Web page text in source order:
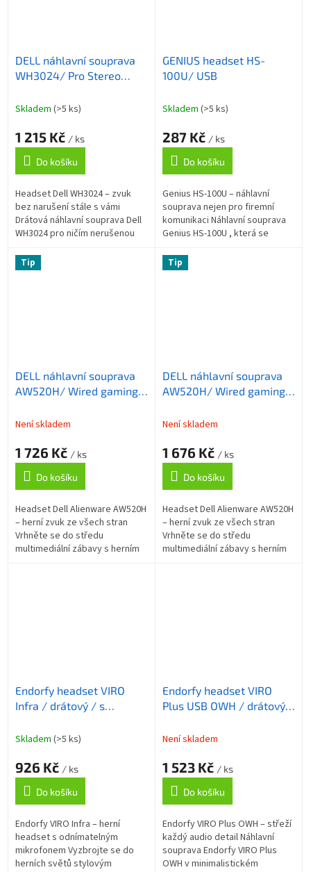
DELL náhlavní souprava
WH3024/ Pro Stereo
mikrofon
Skladem (>5 ks)
1 215 Kč / ks
Do košíku
Headset Dell WH3024 – zvuk
bez narušení stále s vámi
Drátová náhlavní souprava Dell
WH3024 pro ničím nerušenou
potlačení hluku na bázi umělé
inteligence...
GENIUS headset HS-
100U/ USB
Skladem (>5 ks)
287 Kč / ks
Do košíku
Genius HS-100U – náhlavní
souprava nejen pro firemní
komunikaci Náhlavní souprava
Genius HS-100U , která se
Je určena pro komfortní
pracovní...
Tip
DELL náhlavní souprava
AW520H/ Wired gaming
mikrofon/ bílá
Není skladem
1 726 Kč / ks
Do košíku
Headset Dell Alienware AW520H
– herní zvuk ze všech stran
Vrhněte se do středu
multimediální zábavy s herním
Tip
DELL náhlavní souprava
AW520H/ Wired gaming
mikrofon/ černá
Není skladem
1 676 Kč / ks
Do košíku
Headset Dell Alienware AW520H
– herní zvuk ze všech stran
Vrhněte se do středu
multimediální zábavy s herním
Endorfy headset VIRO
Infra / drátový / s
/ černý
Skladem (>5 ks)
926 Kč / ks
Do košíku
Endorfy VIRO Infra – herní
headset s odnímatelným
mikrofonem Vyzbrojte se do
herních světů stylovým
Endorfy headset VIRO
Plus USB OWH / drátový /
mikrofonem / USB / bílý
Není skladem
1 523 Kč / ks
Do košíku
Endorfy VIRO Plus OWH – střeží
každý audio detail Náhlavní
souprava Endorfy VIRO Plus
OWH v minimalistickém